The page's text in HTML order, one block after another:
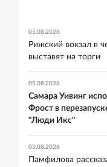
05.08.2026
Рижский вокзал в
выставят на торги
05.08.2026
Самара Уивинг
Фрост в
"Люди Икс"
05.08.2026
Памфилова